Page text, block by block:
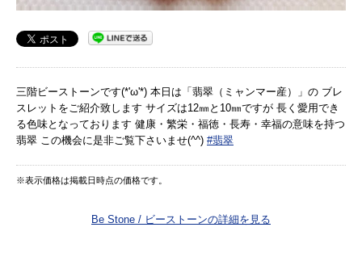
三階ビーストーンです(*'ω'*) 本日は「翡翠（ミャンマー産）」の ブレ
スレットをご紹介致します サイズは12㎜と10㎜ですが 長く愛用でき
る色味となっております 健康・繁栄・福徳・長寿・幸福の意味を持つ
翡翠 この機会に是非ご覧下さいませ(^^) #翡翠
※表示価格は掲載日時点の価格です。
Be Stone / ビーストーンの詳細を見る